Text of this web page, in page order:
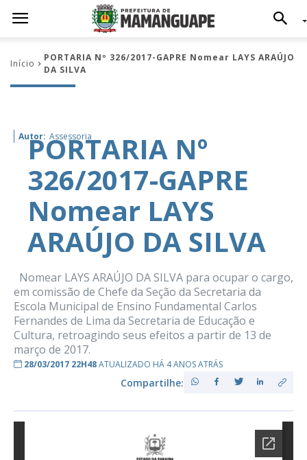
Início
PORTARIA Nº 326/2017-GAPRE Nomear LAYS ARAÚJO
DA SILVA
Autor: Assessoria
PORTARIA Nº
326/2017-GAPRE
Nomear LAYS
ARAÚJO DA SILVA
Nomear LAYS ARAÚJO DA SILVA para ocupar o cargo,
em comissão de Chefe da Seção da Secretaria da
Escola Municipal de Ensino Fundamental Carlos
Fernandes de Lima da Secretaria de Educação e
Cultura, retroagindo seus efeitos a partir de 13 de
março de 2017.
28/03/2017 22H48ATUALIZADO HÁ 4 ANOS ATRÁS
Compartilhe: